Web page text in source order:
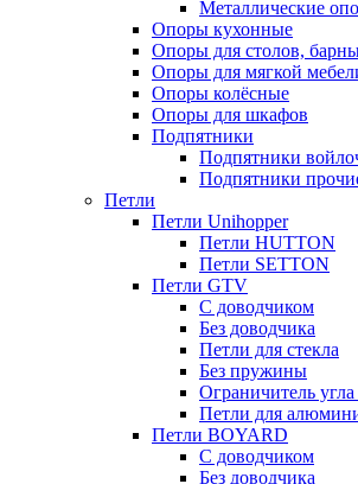
Металлические
Опоры кухонные
Опоры для столов,
Опоры для мягкой
Опоры колёсные
Опоры для шкафов
Подпятники
Подпятники
Подпятники
Петли
Петли Unihopper
Петли HUTTON
Петли SETTON
Петли GTV
С доводчиком
Без доводчика
Петли для стекла
Без пружины
Ограничитель
Петли для
Петли BOYARD
С доводчиком
Без доводчика